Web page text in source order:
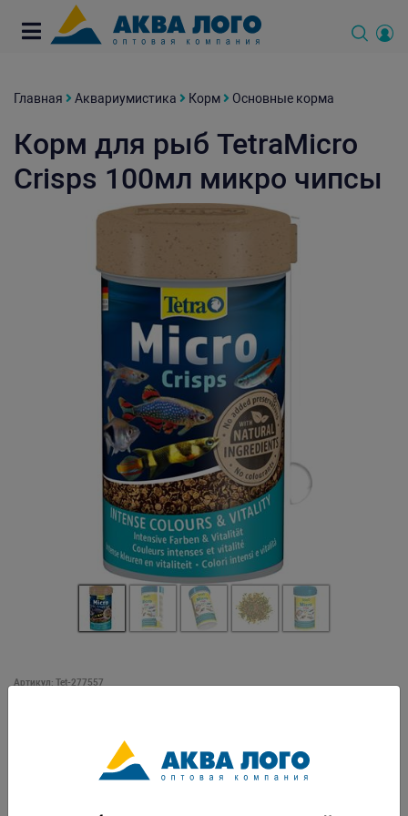
Главная Аквариумистика Корм Основные корма
Корм для рыб TetraMicro
Crisps 100мл микро чипсы
Артикул: Tet-277557
ингредиенты растительного и животного происхождения. .Красные
чипсы содержат каротиноиды для усиления яркости естественной
окраски. Зеленые чипсы содержат растительные ингредиенты для